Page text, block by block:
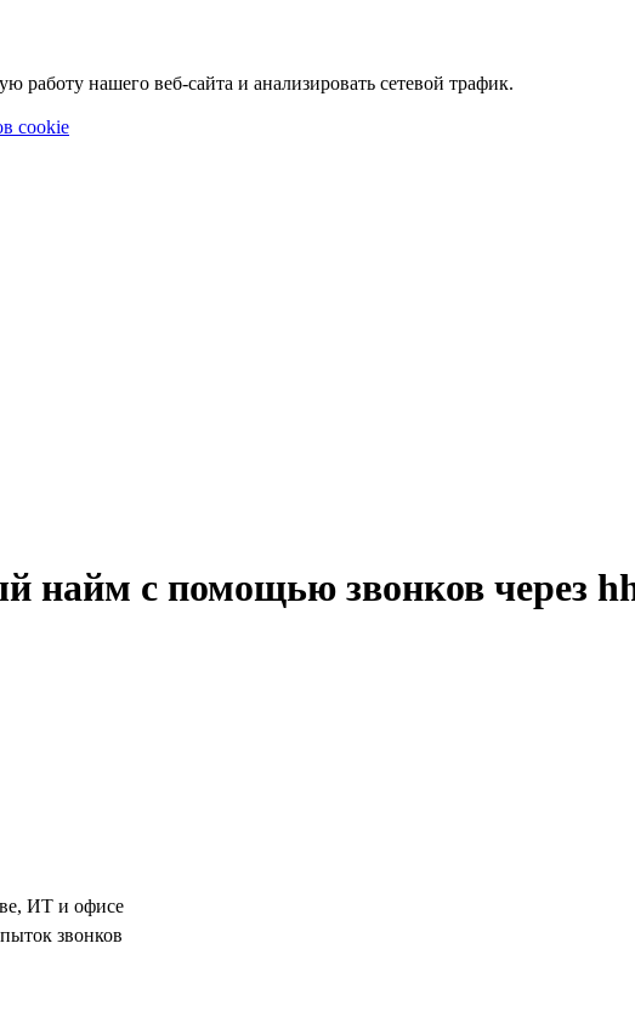
нашего веб-сайта и анализировать сетевой трафик.
cookie
с помощью звонков через
ИТ и офисе
звонков